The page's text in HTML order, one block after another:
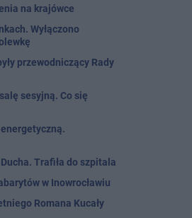
na krajówce
Wyłączono
przewodniczący Rady
sesyjną. Co się
Trafiła do szpitala
w Inowrocławiu
Romana Kucały